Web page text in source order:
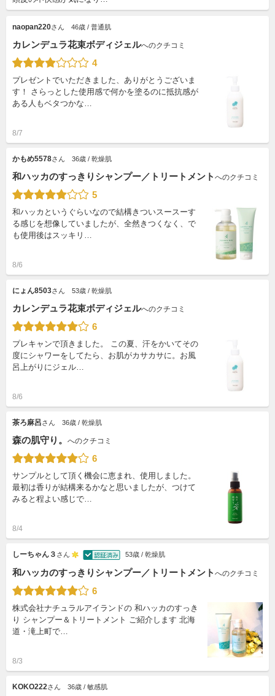
naopan220さん 46歳 / 普通肌
カレンデュラ花束ボディジェルへのクチコミ
4
プレゼントでいただきました、ありがとうございま
す！ さらっとした使用感で何かを塗るのに抵抗感が
ある人もベタつかな…
8/7
かもめ5578さん 36歳 / 乾燥肌
和ハッカのすっきりシャンプー／トリートメント へのクチコミ
5
和ハッカというぐらいなので結構きついスースーす
る感じを想像していましたが、全然きつくなく、で
も使用後はスッキリ…
8/6
にょん8503さん 53歳 / 乾燥肌
カレンデュラ花束ボディジェルへのクチコミ
6
プレキャンで頂きました。 この夏、汗をかいてその
度にシャワーをしてたら、お肌がカサカサに。お風
呂上がりにジェル…
8/6
茶ろ麻呂さん 36歳 / 乾燥肌
森の肌守り。 へのクチコミ
6
サンプルとして頂く機会に恵まれ、使用しました。
最初は香りが結構来るかなと思いましたが、つけて
みると程よい感じで…
8/4
しーちゃん３ さん 53歳 / 乾燥肌
和ハッカのすっきりシャンプー／トリートメント へのクチコミ
6
株式会社ナチュラルアイランドの 和ハッカのすっき
り シャンプー＆トリートメント ご紹介します 北海
道・滝上町で…
8/3
KOKO222さん 36歳 / 敏感肌